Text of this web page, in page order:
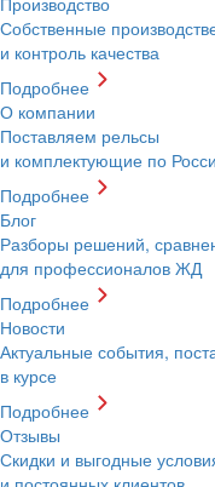
Собственные
и контроль качества
Подробнее
О компании
Поставляем рельсы
и комплектующие по
Подробнее
Блог
Разборы решений,
для профессионалов ЖД
Подробнее
Новости
Актуальные события,
в курсе
Подробнее
Отзывы
Скидки и выгодные